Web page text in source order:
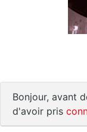
Bonjour, avant
d'avoir pris